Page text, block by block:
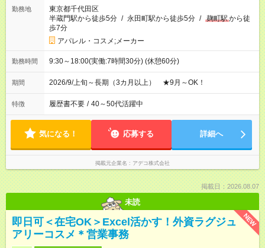
勤務地
東京都千代田区
半蔵門駅から徒歩5分 / 永田町駅から徒歩5分 / 麹町駅から徒
歩7分
アパレル・コスメ;メーカー
勤務時間 9:30～18:00(実働:7時間30分) (休憩60分)
期間 2026/9/上旬～長期（3カ月以上） ★9月～OK！
特徴 履歴書不要 / 40～50代活躍中
気になる！ 応募する 詳細へ
掲載元企業名 アデコ株式会社
掲載日：2026.08.07
未読
NEW
即日可＜在宅OK＞Excel活かす！外資ラグジュ
アリーコスメ＊営業事務